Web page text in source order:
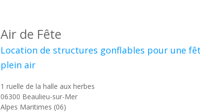
Air de Fête
Location de structures gonflables pour une
plein air
1 ruelle de la halle aux herbes
06300 Beaulieu-sur-Mer
Alpes Maritimes (06)